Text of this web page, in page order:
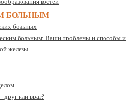
костей
БОЛЬНЫМ
больных
больным: Ваши проблемы и способы
железы
или враг?